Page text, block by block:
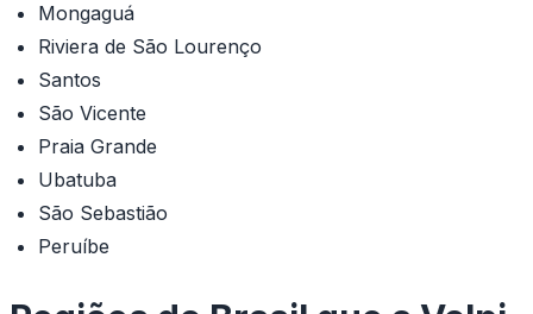
Mongaguá
Riviera de São Lourenço
Santos
São Vicente
Praia Grande
Ubatuba
São Sebastião
Peruíbe